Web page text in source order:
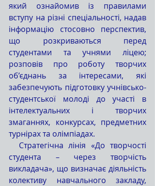
який ознайомив із правилами
вступу на різні спеціальності, надав
інформацію стосовно перспектив,
що розкриваються перед
студентами та учнями ліцею;
розповів про роботу творчих
об’єднань за інтересами, які
забезпечують підготовку учнівсько-
студентської молоді до участі в
інтелектуальних і творчих
змаганнях, конкурсах, предметних
турнірах та олімпіадах.
студента – через творчість
викладача», що визначає діяльність
колективу навчального закладу,